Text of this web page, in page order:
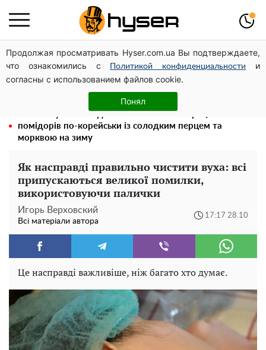
Продолжая просматривать Hyser.com.ua Вы подтверждаете,
что ознакомились с
Политикой конфиденциальности
и
согласны с использованием файлов cookie.
Понял
Гола Олена Тополя у цікавих позах змусила відвисати
щелепи: злив відео – було лише початком
Олена Тополя злив відео – це далеко не все: фронтмен
"Антитіла" Тарас Тополя став наступним
помідорів по-корейськи із солодким перцем та
морквою на зиму
Як насправді правильно чистити вуха: всі
припускаються великої помилки,
використовуючи палички
Игорь Верховский
Всі матеріали автора
17:17 28.10
Це насправді важливіше, ніж багато хто думає.